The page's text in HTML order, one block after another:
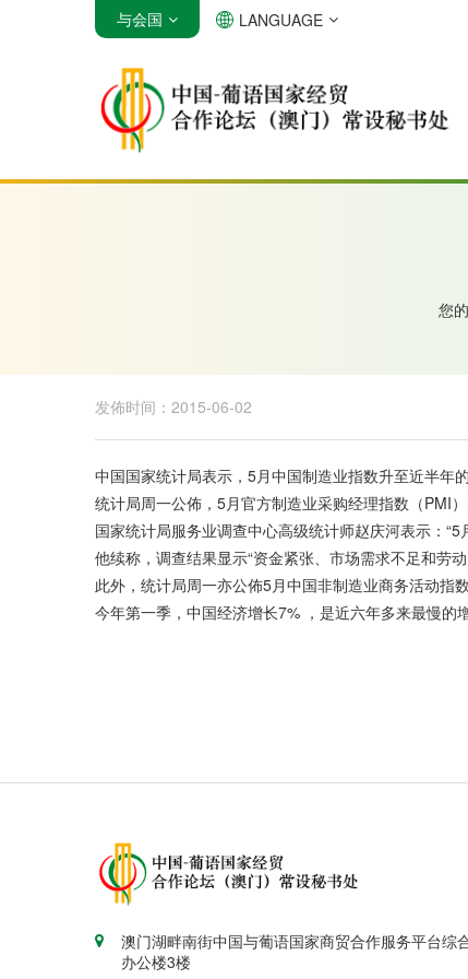
安哥拉 巴西 佛得角
与会国 LANGUAGE
您
发佈时间：2015-06-02
中国国家统计局表示，5月中国制造业指数升至近半年
统计局周一公佈，5月官方制造业采购经理指数（PMI
国家统计局服务业调查中心高级统计师赵庆河表示：
他续称，调查结果显示“资金紧张、市场需求不足和劳
此外，统计局周一亦公佈5月中国非制造业商务活动指
今年第一季，中国经济增长7% ，是近六年多来最慢的增
澳门湖畔南街中国与葡语国家商贸合作服务平台综
办公楼3楼